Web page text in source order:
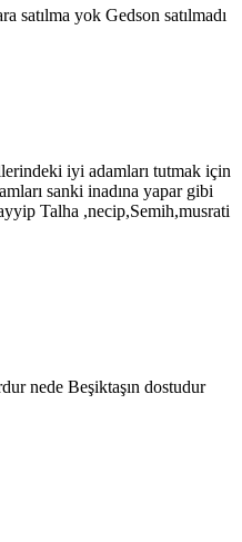
satılma yok Gedson satılmadı
iyi adamları tutmak için
sanki inadına yapar gibi
Talha ,necip,Semih,musrati
nede Beşiktaşın dostudur